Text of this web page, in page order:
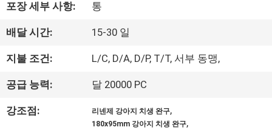
여
공
장
포장 세부 사항: 통
배달 시간: 15-30 일
지불 조건: L/C, D/A, D/P, T/T, 서부 동맹,
공급 능력: 달 20000 PC
강조점: 리넨제 강아지 치생 완구,
180x95mm 강아지 치생 완구,